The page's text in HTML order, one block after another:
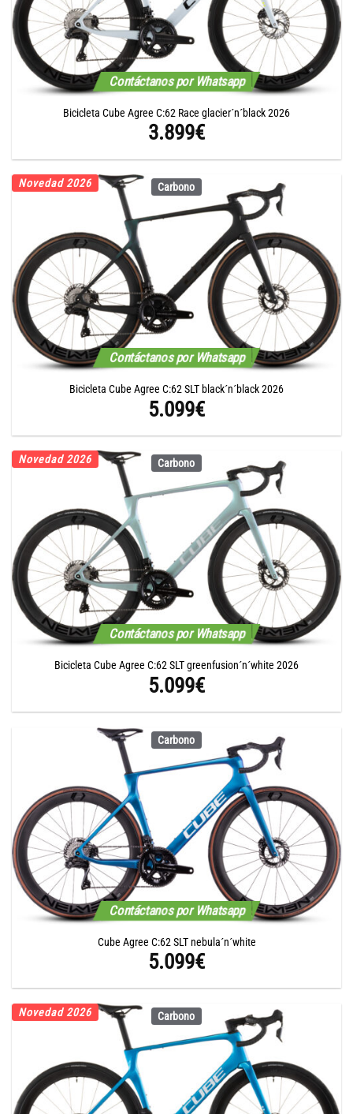
Contáctanos por Whatsapp
Bicicleta Cube Agree C:62 Race glacier´n´black 2026
3.899€
Carbono
Contáctanos por Whatsapp
Novedad 2026
Bicicleta Cube Agree C:62 SLT black´n´black 2026
5.099€
Carbono
Contáctanos por Whatsapp
Novedad 2026
Bicicleta Cube Agree C:62 SLT greenfusion´n´white 2026
5.099€
Carbono
Contáctanos por Whatsapp
Cube Agree C:62 SLT nebula´n´white
5.099€
Carbono
Novedad 2026